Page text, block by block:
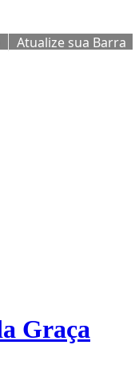
Atualize sua Barra
Graça